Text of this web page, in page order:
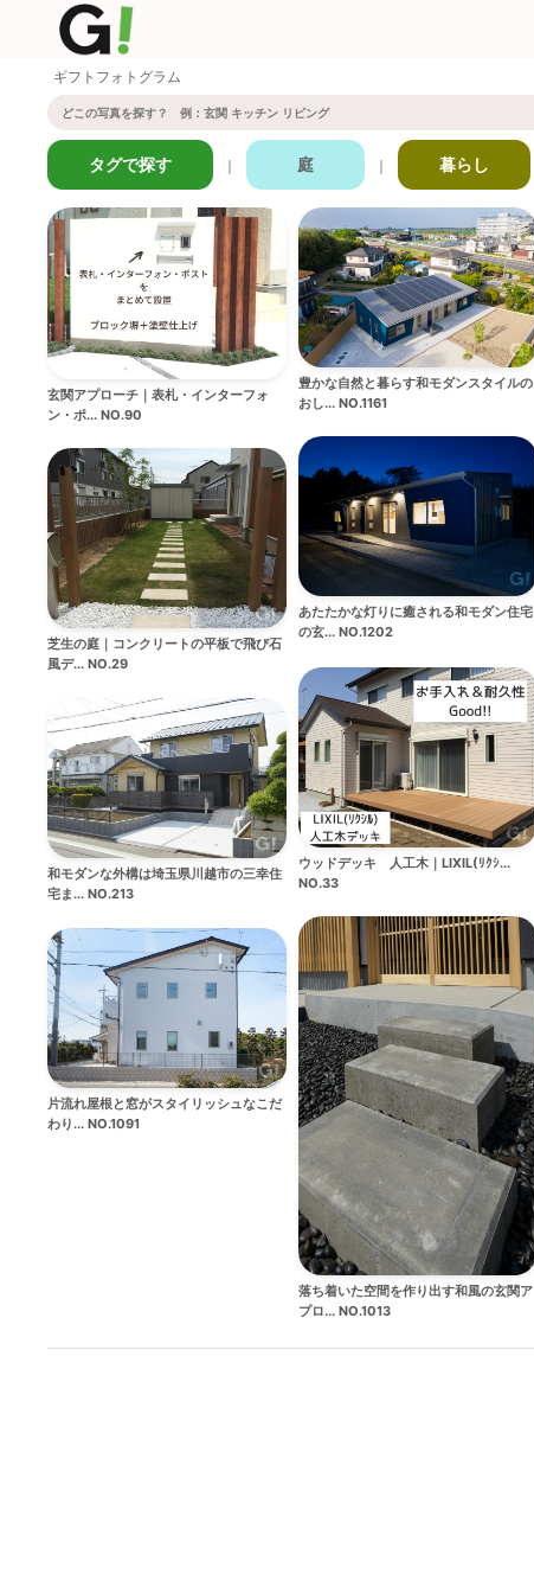
ギフトフォトグラム
タグで探す ｜ 庭 ｜ 暮らし
玄関アプローチ｜表札・インターフォ
ン・ポ... NO.90
豊かな自然と暮らす和モダンスタイルの
おし... NO.1161
あたたかな灯りに癒される和モダン住宅
の玄... NO.1202
芝生の庭｜コンクリートの平板で飛び石
風デ... NO.29
ウッドデッキ 人工木｜LIXIL(ﾘｸｼ...
NO.33
和モダンな外構は埼玉県川越市の三幸住
宅ま... NO.213
落ち着いた空間を作り出す和風の玄関ア
プロ... NO.1013
片流れ屋根と窓がスタイリッシュなこだ
わり... NO.1091